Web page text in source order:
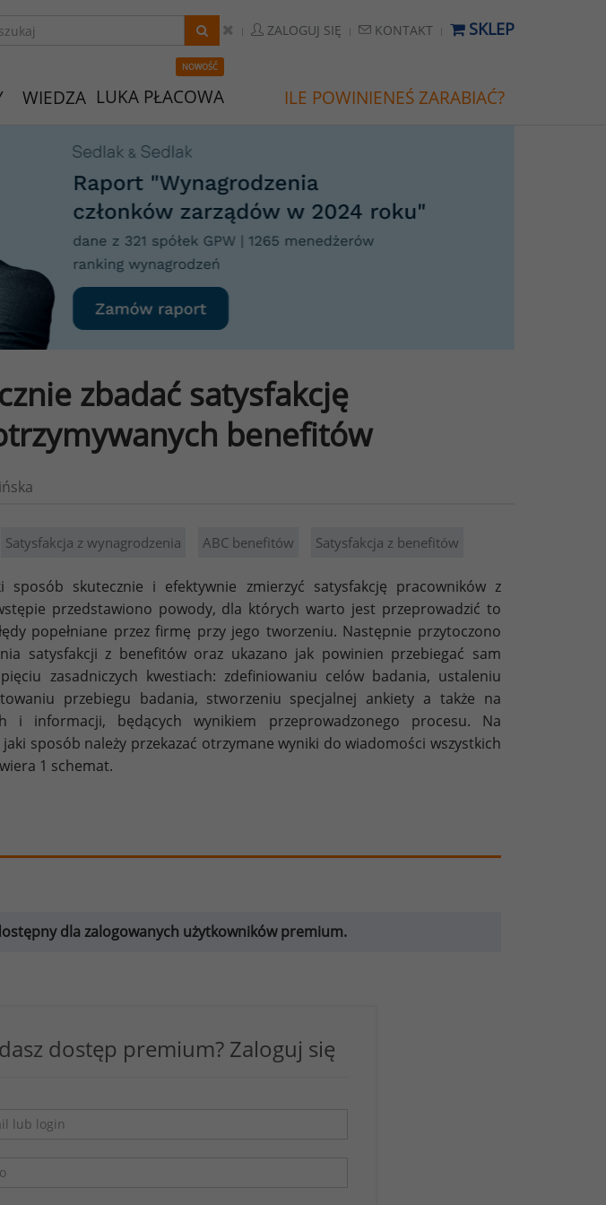
ZALOGUJ SIĘ KONTAKT SKLEP
WIEDZA
NOWOŚĆ
LUKA PŁACOWA ILE POWINIENEŚ ZARABIAĆ?
zbadać satysfakcję
benefitów
Satysfakcja z wynagrodzenia ABC benefitów Satysfakcja z benefitów
sposób skutecznie i efektywnie zmierzyć satysfakcję pracowników z
przedstawiono powody, dla których warto jest przeprowadzić to
popełniane przez firmę przy jego tworzeniu. Następnie przytoczono
satysfakcji z benefitów oraz ukazano jak powinien przebiegać sam
zasadniczych kwestiach: zdefiniowaniu celów badania, ustaleniu
przebiegu badania, stworzeniu specjalnej ankiety a także na
i informacji, będących wynikiem przeprowadzonego procesu. Na
sposób należy przekazać otrzymane wyniki do wiadomości wszystkich
1 schemat.
dla zalogowanych użytkowników premium.
dostęp premium? Zaloguj się